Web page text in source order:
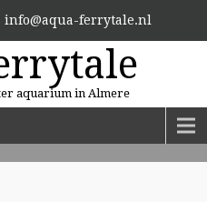
info@aqua-ferrytale.nl
aquarium in Almere
PLANTEN